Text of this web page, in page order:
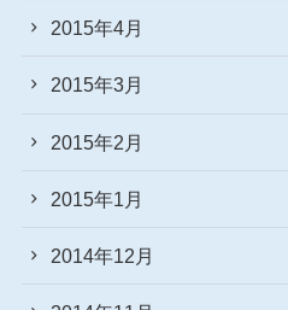
2015年4月
2015年3月
2015年2月
2015年1月
2014年12月